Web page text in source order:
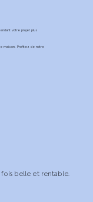
votre projet plus
maison. Profitez de notre
fois belle et rentable.